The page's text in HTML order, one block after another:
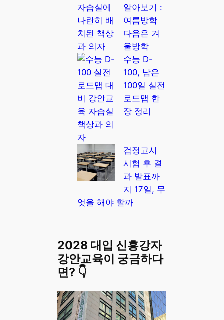
알아보기 :
여름방학
다음은 겨
울방학
수능 D-
100, 남은
100일 실전
로드맵 한
장 정리
검정고시
시험 후 결
과 발표까
지 17일, 무
엇을 해야 할까
2028 대입 신흥강자
강안교육이 궁금하다
면? 👇